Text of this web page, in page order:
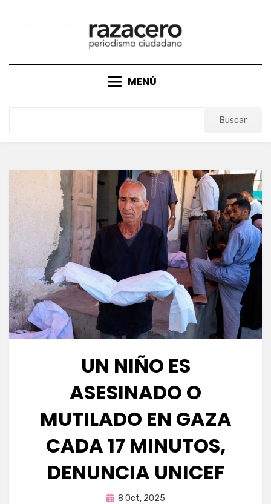
MENÚ
Buscar
UN NIÑO ES
ASESINADO O
MUTILADO EN GAZA
CADA 17 MINUTOS,
DENUNCIA UNICEF
porFernando Miranda Servín
Publicada
8 Oct, 2025